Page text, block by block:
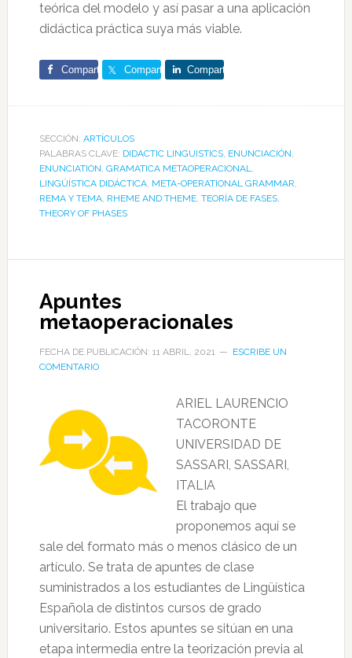
teórica del modelo y así pasar a una aplicación
didáctica práctica suya más viable.
Comparte Comparte Comparte
SECCIÓN: ARTÍCULOS
PALABRAS CLAVE: DIDACTIC LINGUISTICS, ENUNCIACIÓN,
ENUNCIATION, GRAMATICA METAOPERACIONAL,
LINGÜÍSTICA DIDÁCTICA, META-OPERATIONAL GRAMMAR,
REMA Y TEMA, RHEME AND THEME, TEORÍA DE FASES,
THEORY OF PHASES
Apuntes
metaoperacionales
FECHA DE PUBLICACIÓN: 11 ABRIL, 2021
ESCRIBE UN
COMENTARIO
ARIEL LAURENCIO
TACORONTE
UNIVERSIDAD DE
SASSARI, SASSARI,
ITALIA
El trabajo que
proponemos aquí se
sale del formato más o menos clásico de un
artículo. Se trata de apuntes de clase
suministrados a los estudiantes de Lingüística
Española de distintos cursos de grado
universitario. Estos apuntes se sitúan en una
etapa intermedia entre la teorización previa al